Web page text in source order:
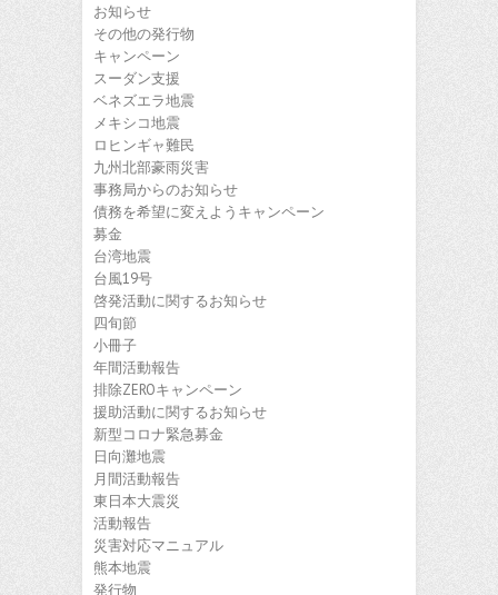
お知らせ
その他の発行物
キャンペーン
スーダン支援
ベネズエラ地震
メキシコ地震
ロヒンギャ難民
九州北部豪雨災害
事務局からのお知らせ
債務を希望に変えようキャンペーン
募金
台湾地震
台風19号
啓発活動に関するお知らせ
四旬節
小冊子
年間活動報告
排除ZEROキャンペーン
援助活動に関するお知らせ
新型コロナ緊急募金
日向灘地震
月間活動報告
東日本大震災
活動報告
災害対応マニュアル
熊本地震
発行物